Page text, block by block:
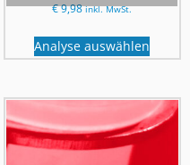
€9,98 inkl. MwSt.
Analyse auswählen